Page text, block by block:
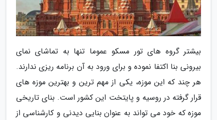
بیشتر گروه های تور مسکو عموما تنها به تماشای نمای
بیرونی بنا اکتفا نموده و برای ورود به آن برنامه ریزی ندارند.
هر چند که این موزه، یکی از مهم ترین و بهترین موزه های
قرار گرفته در روسیه و پایتخت این کشور است. بنای تاریخی
موزه که خود می تواند به عنوان بنایی دیدنی و کارشناسی از